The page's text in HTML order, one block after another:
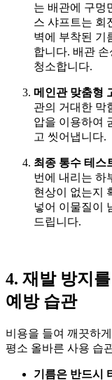
는 배관에 구멍
스 샤프트는 회
벽에 부착된 기
합니다. 배관
청소합니다.
메인관 맞춤형
관의 거대한 막
압을 이용하여
고 씻어냅니다.
최종 통수 테스
번에 내리는 하
현상이 없는지
넣어 이물질이
드립니다.
4. 재발 방지
예방 습관
비용을 들여 깨끗하
평소 올바른 사용 습
기름은 반드시